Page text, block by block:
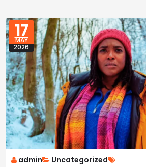
17
MAY
2026
admin Uncategorized